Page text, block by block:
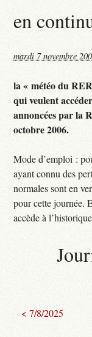
en
mardi 7 novembre
la « météo du
qui veulent
annoncées par la
octobre 2006.
Mode d’emploi :
ayant connu des
normales sont en
pour cette journée.
accède à
< 7/8/2025